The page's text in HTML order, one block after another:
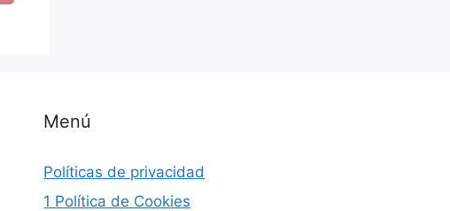
Menú
Políticas de privacidad
1 Política de Cookies